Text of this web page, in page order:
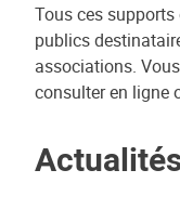
Tous ces
publics
associations.
consulter en ligne